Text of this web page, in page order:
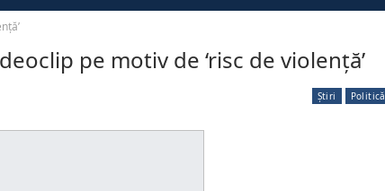
pe motiv de ‘risc de violenţă’
Știri Politică